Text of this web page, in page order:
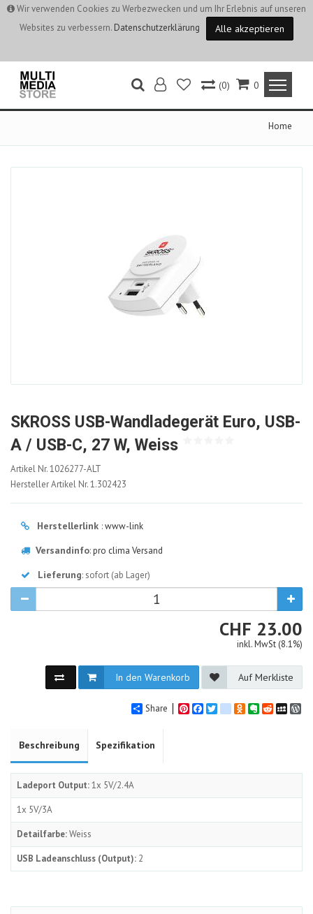
Wir verwenden Cookies zu Werbezwecken und um Ihr Erlebnis auf unseren
Websites zu verbessern. Datenschutzerklärung Alle akzeptieren
0
(0)
Home
SKROSS USB-Wandladegerät Euro, USB-
A / USB-C, 27 W, Weiss
1026277-
ALT
Artikel Nr.1026277-ALT
Hersteller Artikel Nr.1.302423
Herstellerlink :www-link
Versandinfo:pro clima Versand
Lieferung: sofort (ab Lager)
CHF CHF
23.00
inkl. MwSt (8.1%)
In den Warenkorb Auf Merkliste
Share PinterestFacebook
Twittergoogle_bookmarks
Odnoklassniki
Evernote
Reddit
Beschreibung Spezifikation
Ladeport Output:1x 5V/2.4A
1x 5V/3A
Detailfarbe:Weiss
USB Ladeanschluss (Output): 2